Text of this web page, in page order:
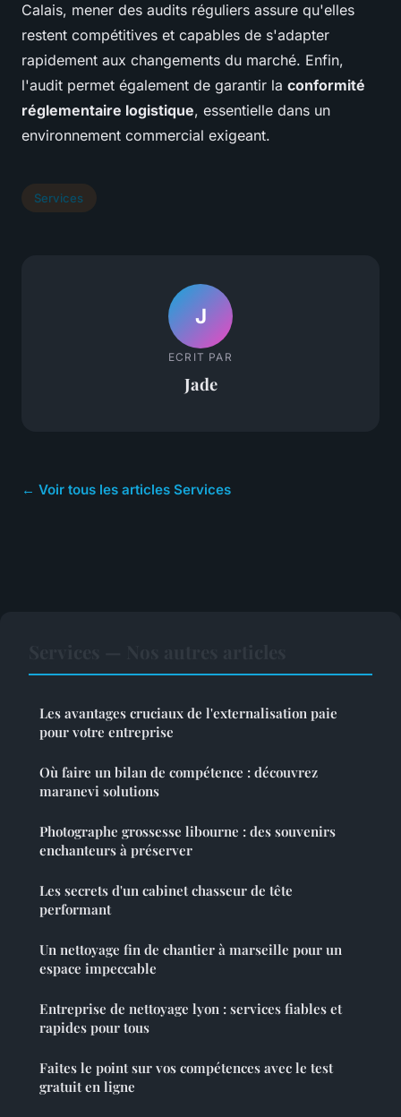
Calais, mener des audits réguliers assure qu'elles
restent compétitives et capables de s'adapter
rapidement aux changements du marché. Enfin,
l'audit permet également de garantir la conformité
réglementaire logistique, essentielle dans un
environnement commercial exigeant.
Services
J
ECRIT PAR
Jade
← Voir tous les articles Services
Les avantages cruciaux de l'externalisation paie
pour votre entreprise
Où faire un bilan de compétence : découvrez
maranevi solutions
Photographe grossesse libourne : des souvenirs
enchanteurs à préserver
Les secrets d'un cabinet chasseur de tête
performant
Un nettoyage fin de chantier à marseille pour un
espace impeccable
Entreprise de nettoyage lyon : services fiables et
rapides pour tous
Faites le point sur vos compétences avec le test
gratuit en ligne